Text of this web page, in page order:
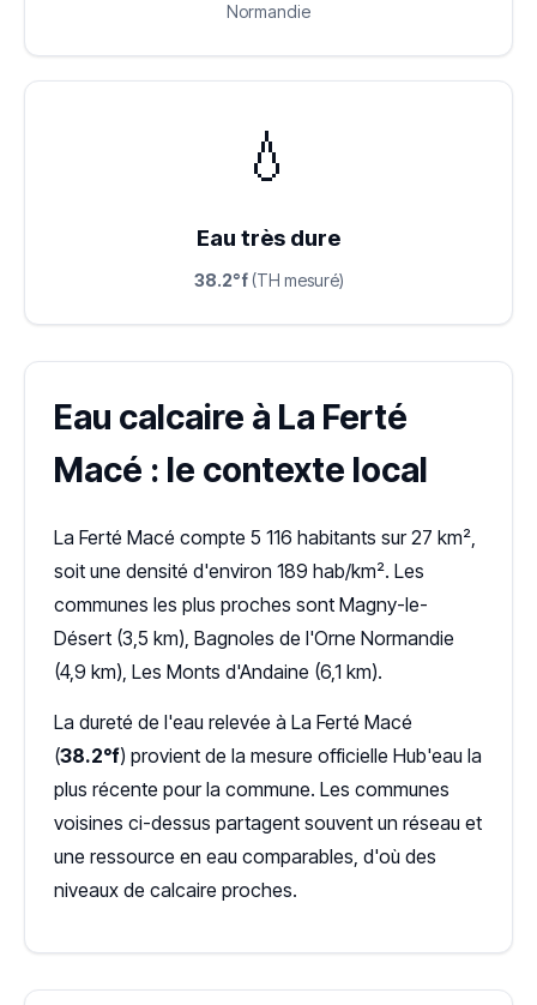
Normandie
💧
Eau très dure
38.2°f(TH mesuré)
Eau calcaire à La Ferté
Macé : le contexte local
La Ferté Macé compte 5 116 habitants sur 27 km²,
soit une densité d'environ 189 hab/km². Les
communes les plus proches sont Magny-le-
Désert (3,5 km), Bagnoles de l'Orne Normandie
(4,9 km), Les Monts d'Andaine (6,1 km).
La dureté de l'eau relevée à La Ferté Macé
(38.2°f) provient de la mesure officielle Hub'eau la
plus récente pour la commune. Les communes
voisines ci-dessus partagent souvent un réseau et
une ressource en eau comparables, d'où des
niveaux de calcaire proches.